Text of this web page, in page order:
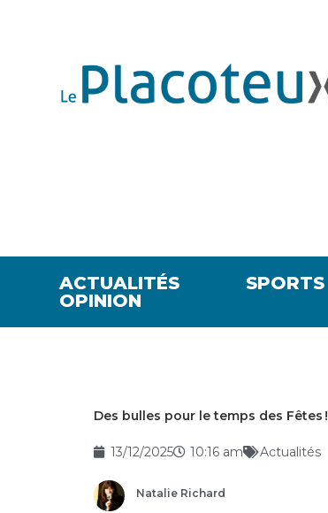
ACTUALITÉS SPORTS
OPINION
Des bulles pour le temps des Fêtes !
13/12/2025 10:16 am Actualités
Natalie Richard